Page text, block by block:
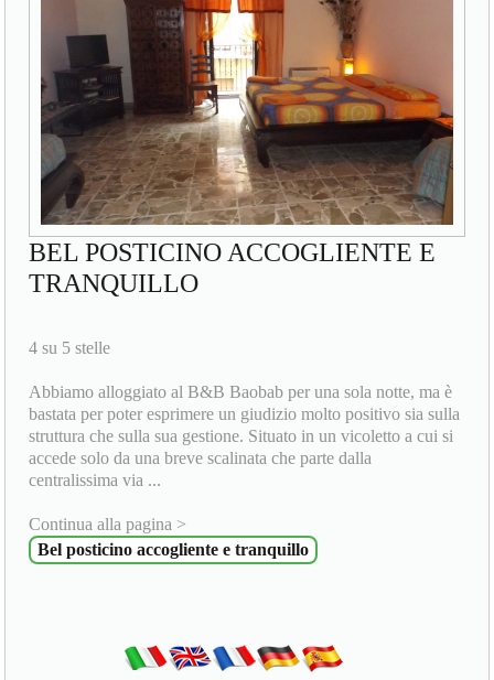
BEL POSTICINO ACCOGLIENTE E
TRANQUILLO
4 su 5 stelle
Abbiamo alloggiato al B&B Baobab per una sola notte, ma è
bastata per poter esprimere un giudizio molto positivo sia sulla
struttura che sulla sua gestione. Situato in un vicoletto a cui si
accede solo da una breve scalinata che parte dalla
centralissima via ...
Continua alla pagina >
Bel posticino accogliente e tranquillo